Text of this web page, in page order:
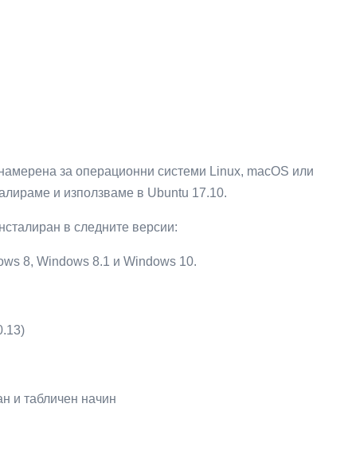
за операционни системи Linux, macOS или
и използваме в Ubuntu 17.10.
в следните версии:
8, Windows 8.1 и Windows 10.
и табличен начин